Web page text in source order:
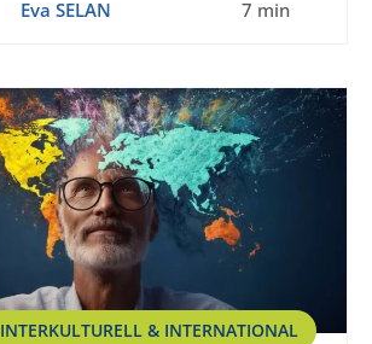
Eva SELAN 7 min
INTERKULTURELL & INTERNATIONAL